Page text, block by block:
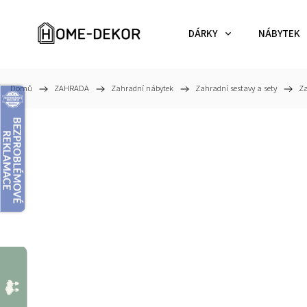
DÁRKY NÁBYTEK
Domů / ZAHRADA / Zahradní nábytek / Zahradní sestavy a sety /